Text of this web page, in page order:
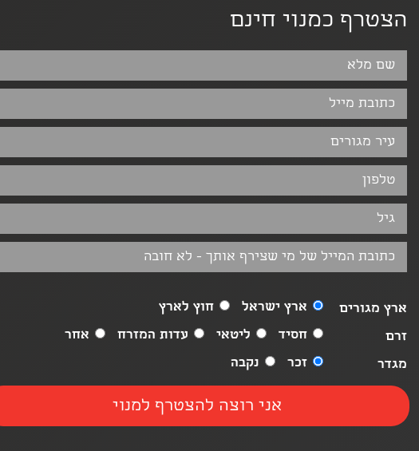
הצטרף כמנוי חינם
ארץ מגורים ארץ ישראל
חוץ לארץ
זרם
חסיד ליטאי עדות המזרח
אחר
מגדר
זכר נקבה